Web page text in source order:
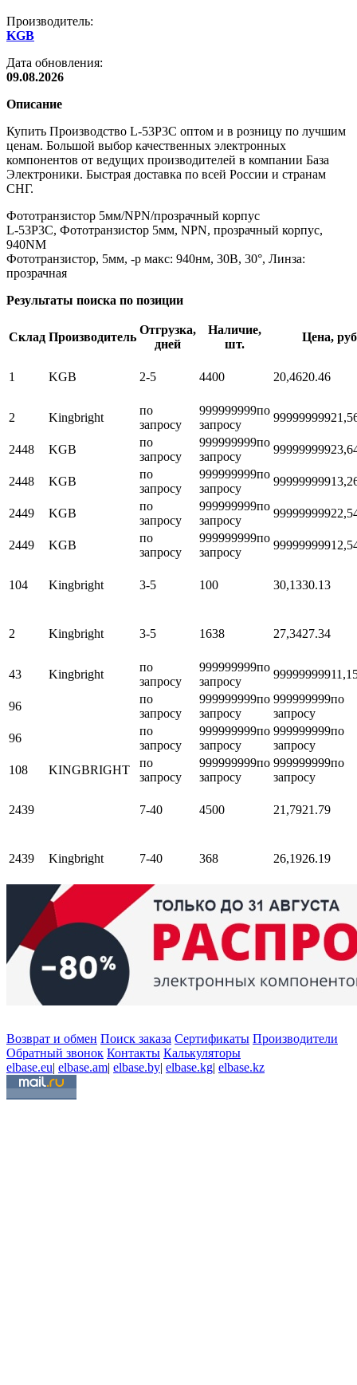
Производитель:
KGB
Дата обновления:
09.08.2026
Описание
Купить Производство L-53P3C оптом и в розницу по лучшим
ценам. Большой выбор качественных электронных
компонентов от ведущих производителей в компании База
Электроники. Быстрая доставка по всей России и странам
СНГ.
Фототранзистор 5мм/NPN/прозрачный корпус
L-53P3C, Фототранзистор 5мм, NPN, прозрачный корпус,
940NM
Фототранзистор, 5мм, -p макс: 940нм, 30В, 30°, Линза:
прозрачная
Результаты поиска по позиции
Склад Производитель
Отгрузка,
дней
Наличие,
шт.
Цена,
1 KGB 2-5 4400 20,4620.46
2 Kingbright
по
запросу
999999999по
запросу
999999999
2448 KGB
по
запросу
999999999по
запросу
999999999
2448 KGB
по
запросу
999999999по
запросу
999999999
2449 KGB
по
запросу
999999999по
запросу
999999999
2449 KGB
по
запросу
999999999по
запросу
999999999
104 Kingbright 3-5 100 30,1330.13
2 Kingbright 3-5 1638 27,3427.34
43 Kingbright
по
запросу
999999999по
запросу
999999999
96
по
запросу
999999999по
запросу
999999999по
запросу
96
по
запросу
999999999по
запросу
999999999по
запросу
108
KINGBRIGHT
по
запросу
999999999по
запросу
999999999по
запросу
2439 7-40 4500 21,7921.79
2439 Kingbright 7-40 368 26,1926.19
Возврат и обмен Поиск заказа Сертификаты Производители
Обратный звонок Контакты Калькуляторы
elbase.eu| elbase.am| elbase.by| elbase.kg| elbase.kz